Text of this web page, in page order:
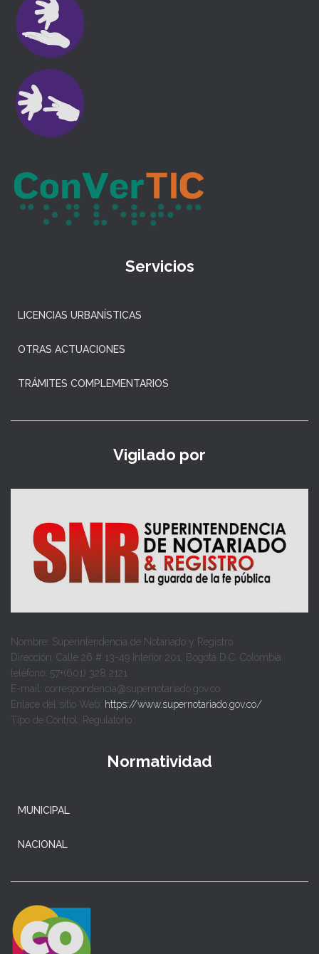
Servicios
LICENCIAS URBANÍSTICAS
OTRAS ACTUACIONES
TRÁMITES COMPLEMENTARIOS
Vigilado por
Nombre: Superintendencia de Notariado y Registro
Dirección: Calle 26 # 13-49 Interior 201, Bogotá D.C. Colombia.
teléfono: 57+(601) 328 2121
E-mail: correspondencia@supernotariado.gov.co
Enlace del sitio Web: https://www.supernotariado.gov.co/
Tipo de Control: Regulatorio
Normatividad
MUNICIPAL
NACIONAL